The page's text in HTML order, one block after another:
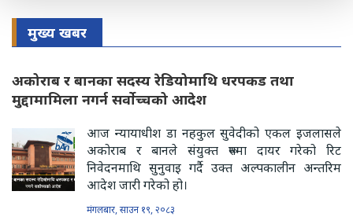
मुख्य खबर
अकोराब र बानका सदस्य रेडियोमाथि धरपकड तथा
मुद्दामामिला नगर्न सर्वोच्चको आदेश
आज न्यायाधीश डा नहकुल सुवेदीको एकल इजलासले
अकोराब र बानले संयुक्त रूपमा दायर गरेको रिट
निवेदनमाथि सुनुवाइ गर्दै उक्त अल्पकालीन अन्तरिम
आदेश जारी गरेको हो।
मंगलबार, साउन १९, २०८३